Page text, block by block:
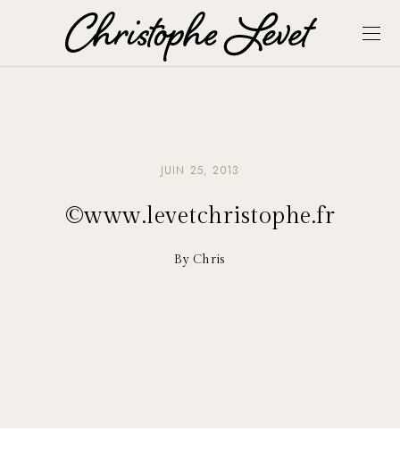
JUIN 25, 2013
©www.levetchristophe.fr
By Chris